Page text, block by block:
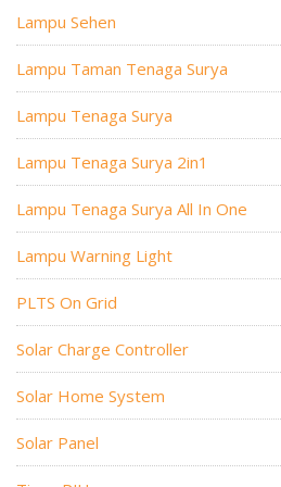
Lampu Sehen
Lampu Taman Tenaga Surya
Lampu Tenaga Surya
Lampu Tenaga Surya 2in1
Lampu Tenaga Surya All In One
Lampu Warning Light
PLTS On Grid
Solar Charge Controller
Solar Home System
Solar Panel